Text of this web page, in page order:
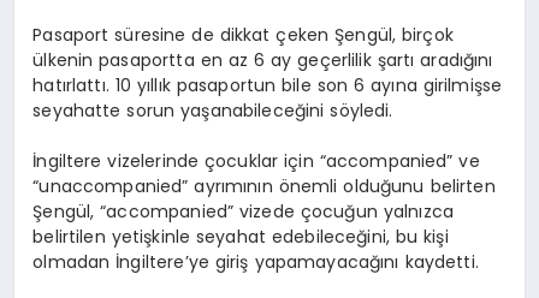
Pasaport süresine de dikkat çeken Şengül, birçok
ülkenin pasaportta en az 6 ay geçerlilik şartı aradığını
hatırlattı. 10 yıllık pasaportun bile son 6 ayına girilmişse
seyahatte sorun yaşanabileceğini söyledi.
İngiltere vizelerinde çocuklar için “accompanied” ve
“unaccompanied” ayrımının önemli olduğunu belirten
Şengül, “accompanied” vizede çocuğun yalnızca
belirtilen yetişkinle seyahat edebileceğini, bu kişi
olmadan İngiltere’ye giriş yapamayacağını kaydetti.